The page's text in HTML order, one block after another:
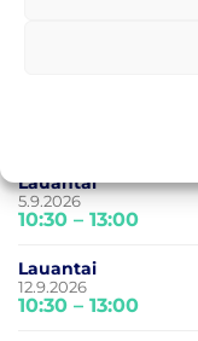
Lauantai
5.9.2026
10:30 – 13:00
Lauantai
12.9.2026
10:30 – 13:00